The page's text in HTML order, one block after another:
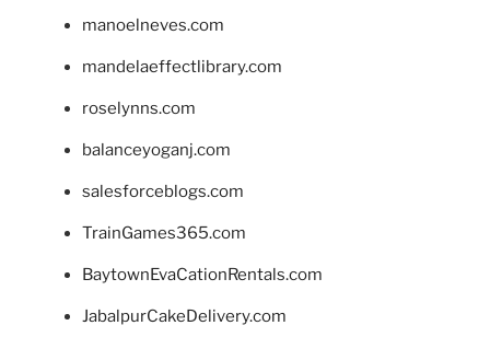
manoelneves.com
mandelaeffectlibrary.com
roselynns.com
balanceyoganj.com
salesforceblogs.com
TrainGames365.com
BaytownEvaCationRentals.com
JabalpurCakeDelivery.com